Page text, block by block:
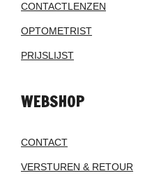
CONTACTLENZEN
OPTOMETRIST
PRIJSLIJST
WEBSHOP
CONTACT
VERSTUREN & RETOUR